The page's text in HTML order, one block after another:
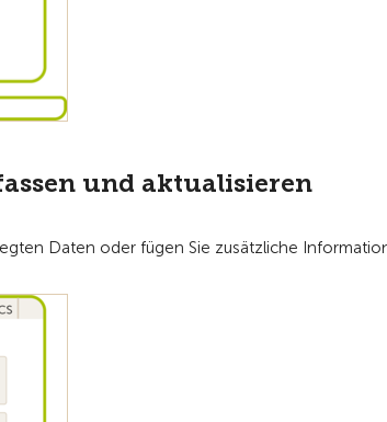
und aktualisieren
Daten oder fügen Sie zusätzliche